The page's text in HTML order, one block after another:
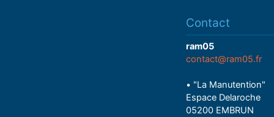
Contact
ram05
contact@ram05.fr
• "La Manutention"
Espace Delaroche
05200 EMBRUN